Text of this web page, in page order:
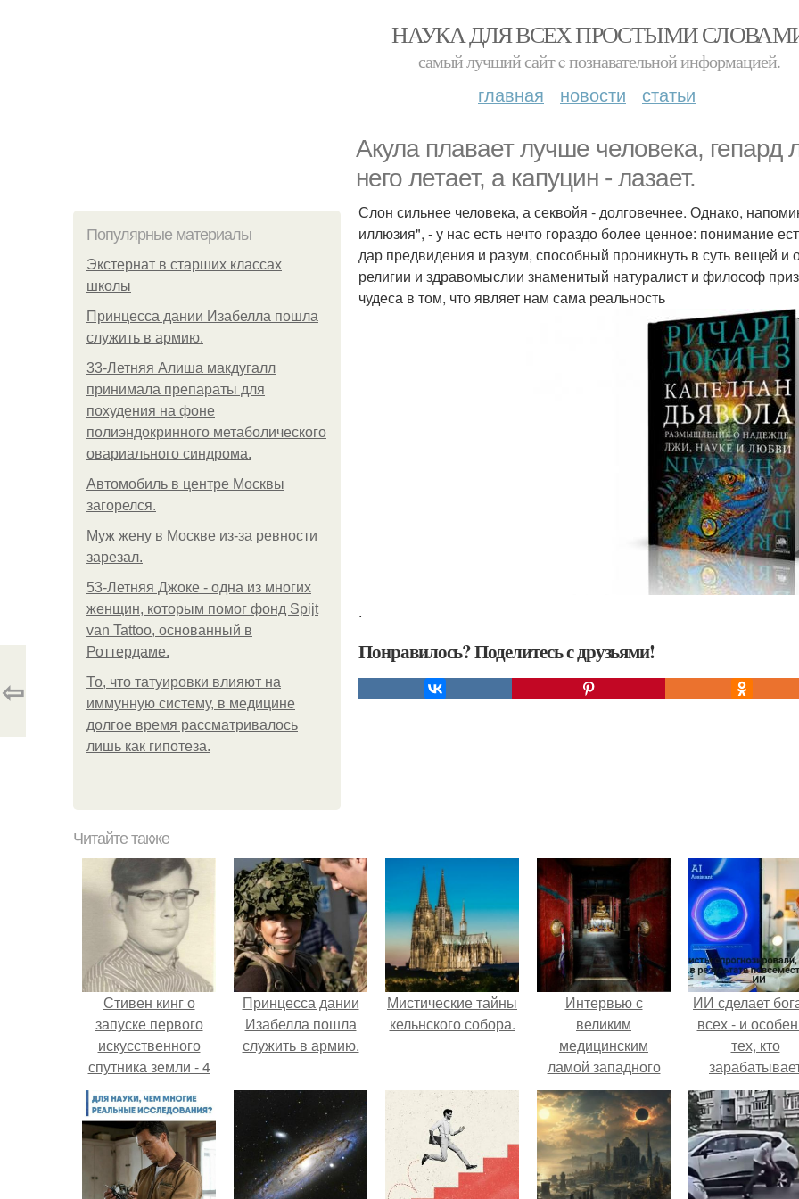
НАУКА ДЛЯ ВСЕХ ПРОСТЫМИ
самый лучший сайт c познавательной информацией.
главная новости статьи
Акула плавает лучше человека, гепард
него летает, а капуцин - лазает.
Популярные материалы
Экстернат в старших классах
школы
Принцесса дании Изабелла пошла
служить в армию.
33-Летняя Алиша макдугалл
принимала препараты для
похудения на фоне
полиэндокринного метаболического
овариального синдрома.
Автомобиль в центре Москвы
загорелся.
Mуж жену в Москве из-за ревности
зарезал.
53-Летняя Джоке - одна из многих
женщин, которым помог фонд Spijt
van Tattoo, основанный в
Роттердаме.
То, что татуировки влияют на
иммунную систему, в медицине
долгое время рассматривалось
лишь как гипотеза.
Слон сильнее человека, а секвойя - долговечнее. Однако,
иллюзия", - у нас есть нечто гораздо более ценное: понимание
дар предвидения и разум, способный проникнуть в суть вещей и
религии и здравомыслии знаменитый натуралист и философ
чудеса в том, что являет нам сама реальность
.
Понравилось? Поделитесь с друзьями!
⇦
Читайте также
Стивен кинг о
запуске первого
искусственного
спутника земли - 4
октября 1957 года.
Принцесса дании
Изабелла пошла
служить в армию.
Мистические тайны
кельнского собора.
Интервью с
великим
медицинским
ламой западного
тибета Тенцингом
вандрой.
ИИ сделает
всех - и
тех, кто
меньше